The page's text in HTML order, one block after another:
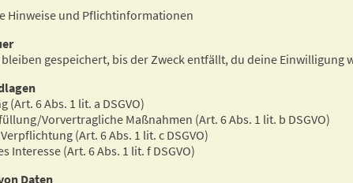
Hinweise und Pflichtinformationen
bleiben gespeichert, bis der Zweck entfällt, du deine
(Art. 6 Abs. 1 lit. a DSGVO)
Vorvertragliche Maßnahmen (Art. 6 Abs. 1 lit. b DSGVO)
(Art. 6 Abs. 1 lit. c DSGVO)
Interesse (Art. 6 Abs. 1 lit. f DSGVO)
Daten